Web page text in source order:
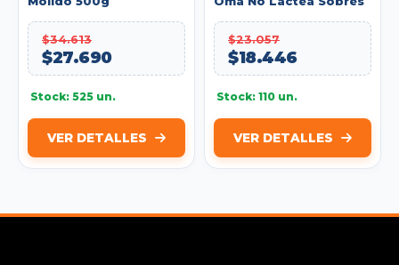
$34.613
$27.690
Stock: 525 un.
VER DETALLES
$23.057
$18.446
Stock: 110 un.
VER DETALLES